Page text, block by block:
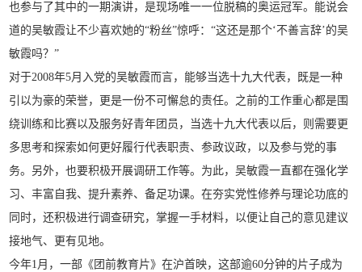
也参与了其中的一期演讲，是现场唯一一位脱稿的奥运冠军。能说会
道的吴敏霞让不少喜欢她的“粉丝”惊呼：“这还是那个‘不善言辞’的吴
敏霞吗？”
对于2008年5月入党的吴敏霞而言，能够当选十九大代表，既是一种
引以为豪的荣誉，更是一份不可懈怠的责任。之前的工作重心都是围
绕训练和比赛以及服务好青年团员，当选十九大代表以后，则需要更
多思考和探索如何更好履行代表职责、参政议政，以及参与党的事
务。另外，也要积极开展调研工作等。为此，吴敏霞一直都在强化学
习、丰富自我、提升素养、备足功课。在夯实党性修养与理论功底的
同时，还积极进行调查研究，掌握一手材料，以便让自己的意见建议
接地气、更有见地。
今年1月，一部《团前教育片》在沪首映，这部逾60分钟的片子成为